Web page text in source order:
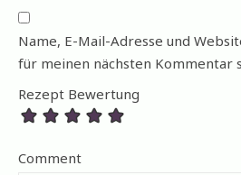
Name, E-Mail-Adresse und
für meinen nächsten Kommentar
Rezept Bewertung
Comment